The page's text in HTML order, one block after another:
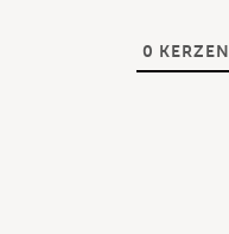
0 KERZEN